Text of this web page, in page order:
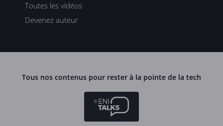
Toutes les vidéos
Devenez auteur
Tous nos contenus pour rester à la pointe de la tech